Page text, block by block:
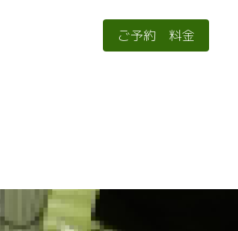
ご予約 料金
ご予約 料金